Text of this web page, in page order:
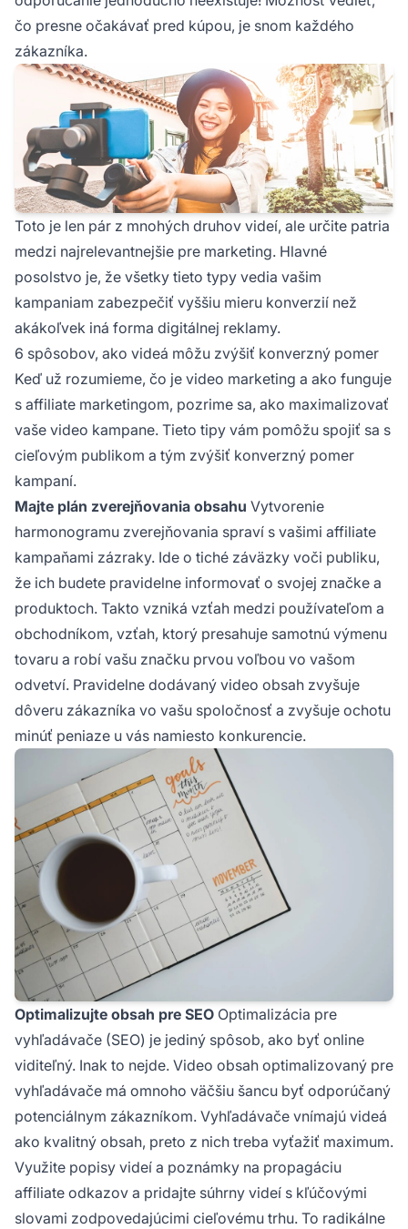
čo presne očakávať pred kúpou, je snom každého
zákazníka.
Toto je len pár z mnohých druhov videí, ale určite patria
medzi najrelevantnejšie pre marketing. Hlavné
posolstvo je, že všetky tieto typy vedia vašim
kampaniam zabezpečiť vyššiu mieru konverzií než
akákoľvek iná forma digitálnej reklamy.
6 spôsobov, ako videá môžu zvýšiť konverzný pomer
Keď už rozumieme, čo je video marketing a ako funguje
s affiliate marketingom, pozrime sa, ako maximalizovať
vaše video kampane. Tieto tipy vám pomôžu spojiť sa s
cieľovým publikom a tým zvýšiť konverzný pomer
kampaní.
Majte plán zverejňovania obsahu Vytvorenie
harmonogramu zverejňovania spraví s vašimi affiliate
kampaňami zázraky. Ide o tiché záväzky voči publiku,
že ich budete pravidelne informovať o svojej značke a
produktoch. Takto vzniká vzťah medzi používateľom a
obchodníkom, vzťah, ktorý presahuje samotnú výmenu
tovaru a robí vašu značku prvou voľbou vo vašom
odvetví. Pravidelne dodávaný video obsah zvyšuje
dôveru zákazníka vo vašu spoločnosť a zvyšuje ochotu
minúť peniaze u vás namiesto konkurencie.
Optimalizujte obsah pre SEO Optimalizácia pre
vyhľadávače (SEO) je jediný spôsob, ako byť online
viditeľný. Inak to nejde. Video obsah optimalizovaný pre
vyhľadávače má omnoho väčšiu šancu byť odporúčaný
potenciálnym zákazníkom. Vyhľadávače vnímajú videá
ako kvalitný obsah, preto z nich treba vyťažiť maximum.
Využite popisy videí a poznámky na propagáciu
affiliate odkazov a pridajte súhrny videí s kľúčovými
slovami zodpovedajúcimi cieľovému trhu. To radikálne